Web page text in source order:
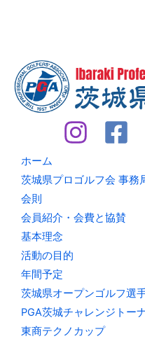
ホーム
茨城県プロゴルフ会 事務
会則
会員紹介・会費と協賛
基本理念
活動の目的
年間予定
茨城県オープンゴルフ選
PGA茨城チャレンジトー
東商テクノカップ